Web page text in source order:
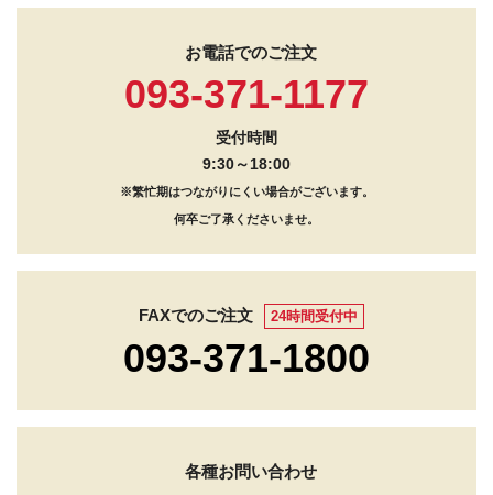
お電話でのご注文
093-371-1177
受付時間
9:30～18:00
※繁忙期はつながりにくい場合がございます。
何卒ご了承くださいませ。
FAXでのご注文 24時間受付中
093-371-1800
各種お問い合わせ